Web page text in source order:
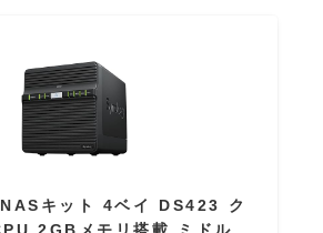
キット 4ベイ DS423 ク
2GBメモリ搭載 ミドル